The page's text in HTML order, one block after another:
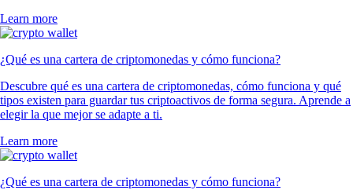
Learn more
¿Qué es una cartera de criptomonedas y cómo funciona?
Descubre qué es una cartera de criptomonedas, cómo funciona y qué
tipos existen para guardar tus criptoactivos de forma segura. Aprende a
elegir la que mejor se adapte a ti.
Learn more
¿Qué es una cartera de criptomonedas y cómo funciona?